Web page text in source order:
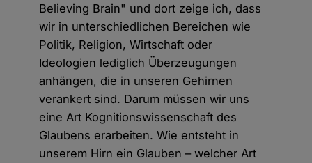
Believing Brain" und dort zeige ich, dass
wir in unterschiedlichen Bereichen wie
Politik, Religion, Wirtschaft oder
Ideologien lediglich Überzeugungen
anhängen, die in unseren Gehirnen
verankert sind. Darum müssen wir uns
eine Art Kognitionswissenschaft des
Glaubens erarbeiten. Wie entsteht in
unserem Hirn ein Glauben – welcher Art